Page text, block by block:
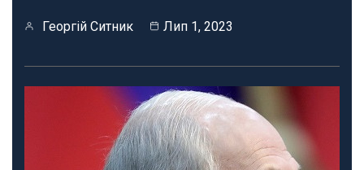
Георгій Ситник Лип 1, 2023